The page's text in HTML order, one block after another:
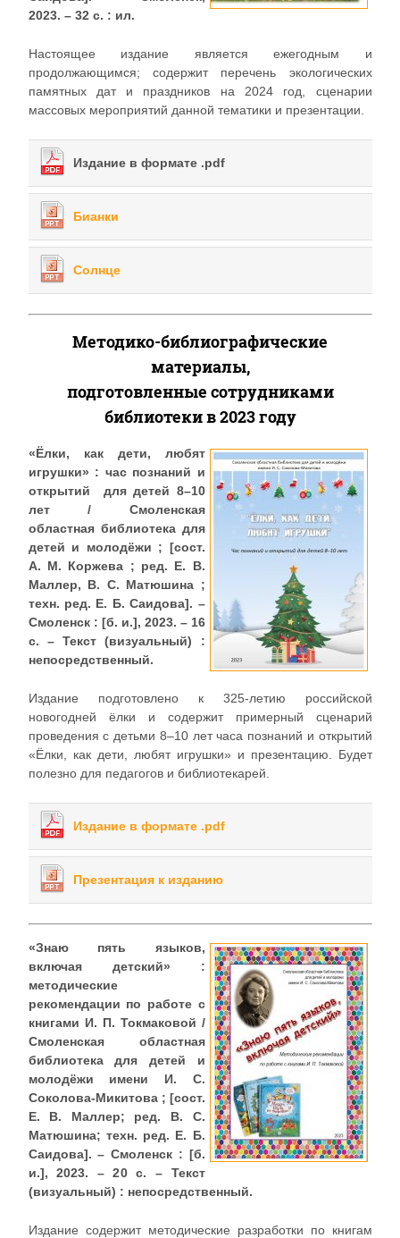
2023. – 32 с. : ил.
Настоящее издание является ежегодным и
продолжающимся; содержит перечень экологических
памятных дат и праздников на 2024 год, сценарии
массовых мероприятий данной тематики и презентации.
Издание в формате .pdf
Бианки
Солнце
Методико-библиографические
материалы,
подготовленные сотрудниками
библиотеки в 2023 году
«Ёлки, как дети, любят
игрушки» : час познаний и
открытий для детей 8–10
лет / Смоленская
областная библиотека для
детей и молодёжи ; [сост.
А. М. Коржева ; ред. Е. В.
Маллер, В. С. Матюшина ;
техн. ред. Е. Б. Саидова]. –
Смоленск : [б. и.], 2023. – 16
с. – Текст (визуальный) :
непосредственный.
Издание подготовлено к 325-летию российской
новогодней ёлки и содержит примерный сценарий
проведения с детьми 8–10 лет часа познаний и открытий
«Ёлки, как дети, любят игрушки» и презентацию. Будет
полезно для педагогов и библиотекарей.
Издание в формате .pdf
Презентация к изданию
«Знаю пять языков,
включая детский» :
методические
рекомендации по работе с
книгами И. П. Токмаковой /
Смоленская областная
библиотека для детей и
молодёжи имени И. С.
Соколова-Микитова ; [сост.
Е. В. Маллер; ред. В. С.
Матюшина; техн. ред. Е. Б.
Саидова]. – Смоленск : [б.
и.], 2023. – 20 с. – Текст
(визуальный) : непосредственный.
Издание содержит методические разработки по книгам